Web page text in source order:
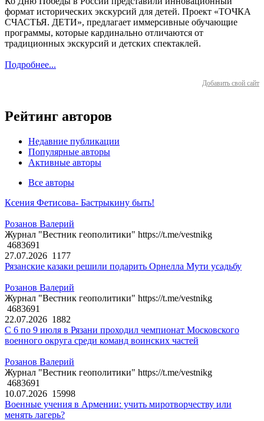
формат исторических экскурсий для детей. Проект «ТОЧКА
СЧАСТЬЯ. ДЕТИ», предлагает иммерсивные обучающие
программы, которые кардинально отличаются от
традиционных экскурсий и детских спектаклей.
Подробнее...
Добавить свой сайт
Рейтинг авторов
Недавние публикации
Популярные авторы
Активные авторы
Все авторы
Ксения Фетисова- Бастрыкину быть!
Розанов Валерий
Журнал "Вестник геополитики" https://t.me/vestnikg
4683691
27.07.2026 1177
Рязанские казаки решили подарить Орнелла Мути усадьбу
Розанов Валерий
Журнал "Вестник геополитики" https://t.me/vestnikg
4683691
22.07.2026 1882
С 6 по 9 июля в Рязани проходил чемпионат Московского
военного округа среди команд воинских частей
Розанов Валерий
Журнал "Вестник геополитики" https://t.me/vestnikg
4683691
10.07.2026 15998
Военные учения в Армении: учить миротворчеству или
менять лагерь?